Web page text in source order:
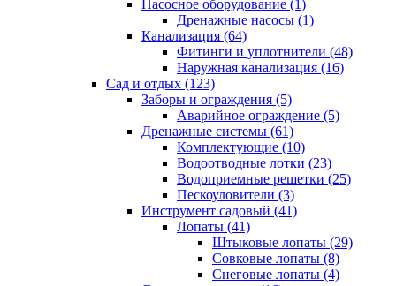
Насосное оборудование (1)
Дренажные насосы (1)
Канализация (64)
Фитинги и уплотнители (48)
Наружная канализация (16)
Сад и отдых (123)
Заборы и ограждения (5)
Аварийное ограждение (5)
Дренажные системы (61)
Комплектующие (10)
Водоотводные лотки (23)
Водоприемные решетки (25)
Пескоуловители (3)
Инструмент садовый (41)
Лопаты (41)
Штыковые лопаты (29)
Совковые лопаты (8)
Снеговые лопаты (4)